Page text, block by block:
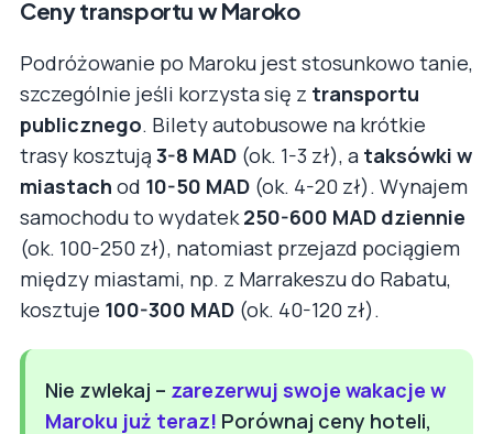
Ceny transportu w Maroko
Podróżowanie po Maroku jest stosunkowo tanie,
szczególnie jeśli korzysta się z transportu
publicznego. Bilety autobusowe na krótkie
trasy kosztują 3-8 MAD (ok. 1-3 zł), a taksówki w
miastach od 10-50 MAD (ok. 4-20 zł). Wynajem
samochodu to wydatek250-600 MAD dziennie
(ok. 100-250 zł), natomiast przejazd pociągiem
między miastami, np. z Marrakeszu do Rabatu,
kosztuje 100-300 MAD (ok. 40-120 zł).
Nie zwlekaj – zarezerwuj swoje wakacje w
Maroku już teraz! Porównaj ceny hoteli,